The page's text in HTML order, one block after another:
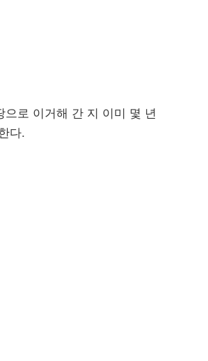
으로 이거해 간 지 이미 몇 년
다.